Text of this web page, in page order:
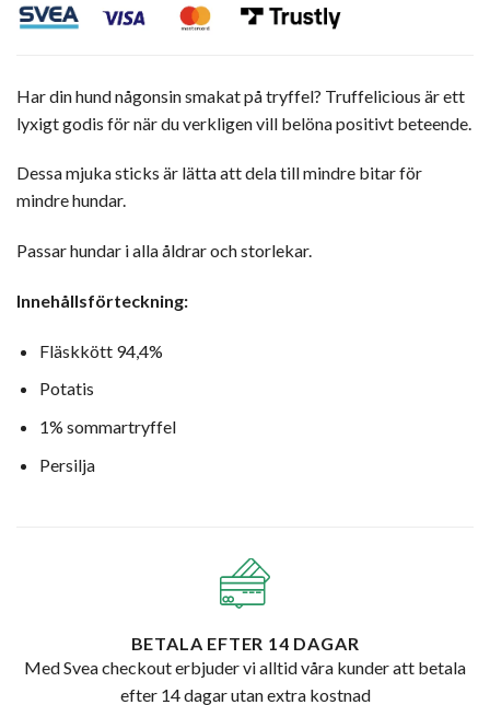
Har din hund någonsin smakat på tryffel? Truffelicious är ett
lyxigt godis för när du verkligen vill belöna positivt beteende.
Dessa mjuka sticks är lätta att dela till mindre bitar för
mindre hundar.
Passar hundar i alla åldrar och storlekar.
Innehållsförteckning:
Fläskkött 94,4%
Potatis
1% sommartryffel
Persilja
BETALA EFTER 14 DAGAR
Med Svea checkout erbjuder vi alltid våra kunder att betala
efter 14 dagar utan extra kostnad